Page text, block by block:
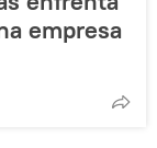
empresa